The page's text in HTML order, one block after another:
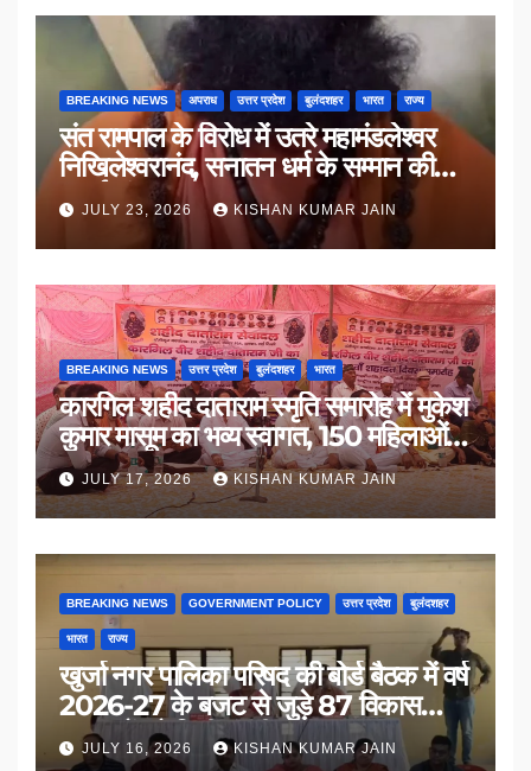
BREAKING NEWS अपराध उत्तर प्रदेश बुलंदशहर भारत राज्य
संत रामपाल के विरोध में उतरे महामंडलेश्वर
निखिलेश्वरानंद, सनातन धर्म के सम्मान की
उठाई मांग
JULY 23, 2026 KISHAN KUMAR JAIN
BREAKING NEWS उत्तर प्रदेश बुलंदशहर भारत
कारगिल शहीद दाताराम स्मृति समारोह में मुकेश
कुमार मासूम का भव्य स्वागत, 150 महिलाओं
का सम्मान
JULY 17, 2026 KISHAN KUMAR JAIN
BREAKING NEWS GOVERNMENT POLICY उत्तर प्रदेश बुलंदशहर
भारत राज्य
खुर्जा नगर पालिका परिषद की बोर्ड बैठक में वर्ष
2026-27 के बजट से जुड़े 87 विकास
प्रस्तावों को मिली मंजूरी
JULY 16, 2026 KISHAN KUMAR JAIN